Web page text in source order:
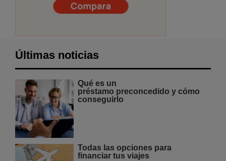
Últimas noticias
Qué es un
préstamo preconcedido y cómo
conseguirlo
Todas las opciones para
financiar tus viajes